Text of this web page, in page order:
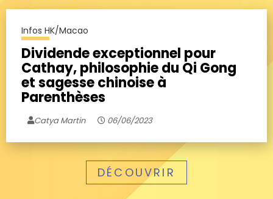
Infos HK/Macao
Dividende exceptionnel pour
Cathay, philosophie du Qi Gong
et sagesse chinoise à
Parenthèses
Catya Martin 06/06/2023
DÉCOUVRIR